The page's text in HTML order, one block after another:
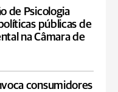
de Psicologia
públicas de
na Câmara de
consumidores